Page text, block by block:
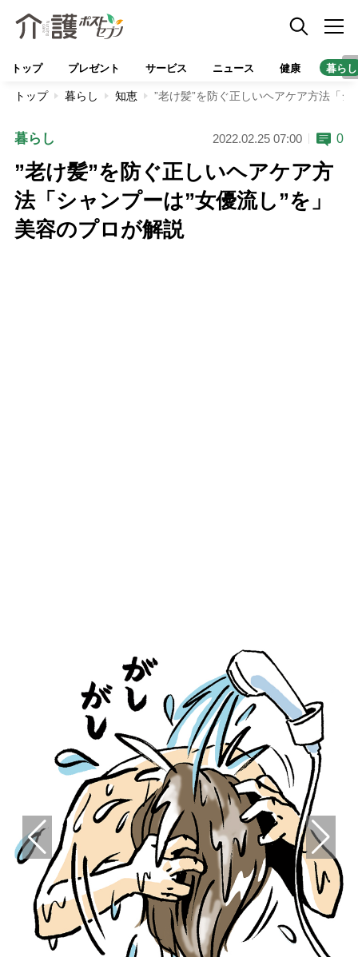
トップ プレゼント サービス ニュース 健康 暮らし
トップ 暮らし 知恵 ”老け髪”を防ぐ正しいヘアケア方法「
暮らし 2022.02.25 07:00 0
”老け髪”を防ぐ正しいヘアケア方
法「シャンプーは”女優流し”を」
美容のプロが解説